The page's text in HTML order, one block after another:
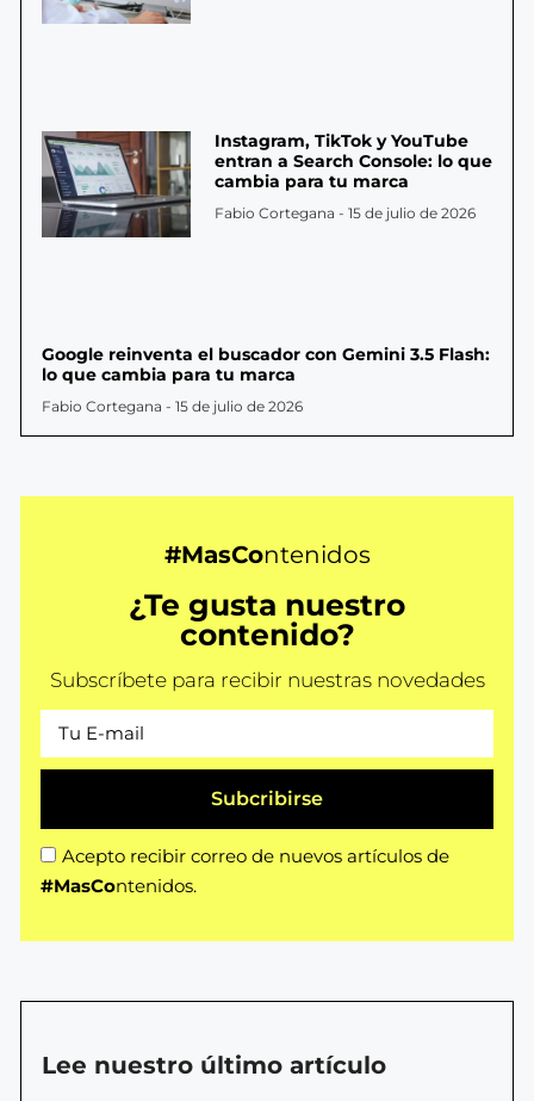
Instagram, TikTok y YouTube
entran a Search Console: lo que
cambia para tu marca
Fabio Cortegana 15 de julio de 2026
Google reinventa el buscador con Gemini 3.5 Flash:
lo que cambia para tu marca
Fabio Cortegana 15 de julio de 2026
#MasContenidos
¿Te gusta nuestro
contenido?
Subscríbete para recibir nuestras novedades
Acepto recibir correo de nuevos artículos de
#MasContenidos.
Subcribirse
Lee nuestro último artículo